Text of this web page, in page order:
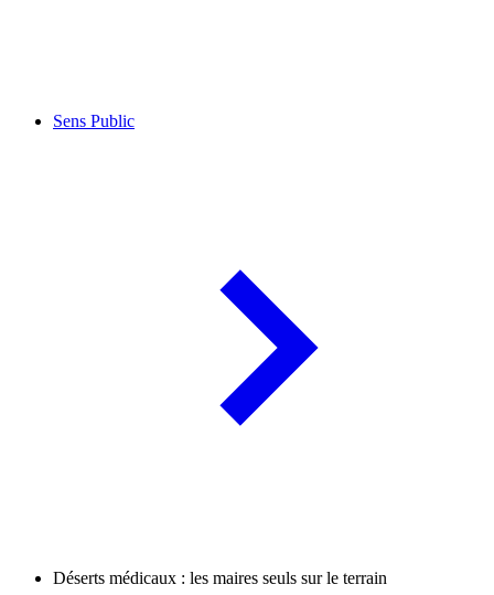
Sens Public
Déserts médicaux : les maires seuls sur le terrain